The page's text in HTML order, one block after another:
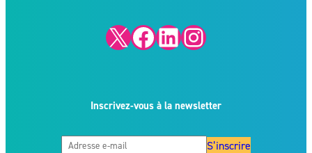
X Facebook LinkedIn Instagram
Inscrivez-vous à la newsletter
S’inscrire